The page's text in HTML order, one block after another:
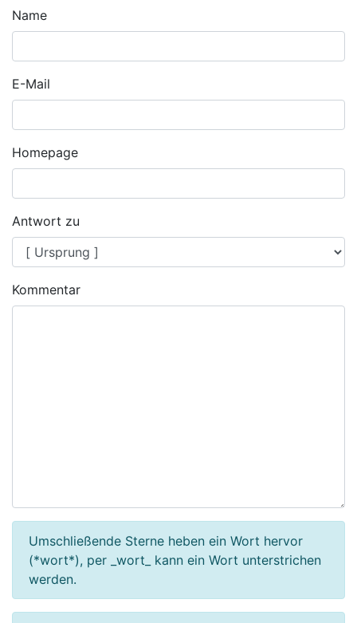
Name
E-Mail
Homepage
Antwort zu
Kommentar
Umschließende Sterne heben ein Wort hervor
(*wort*), per _wort_ kann ein Wort unterstrichen
werden.